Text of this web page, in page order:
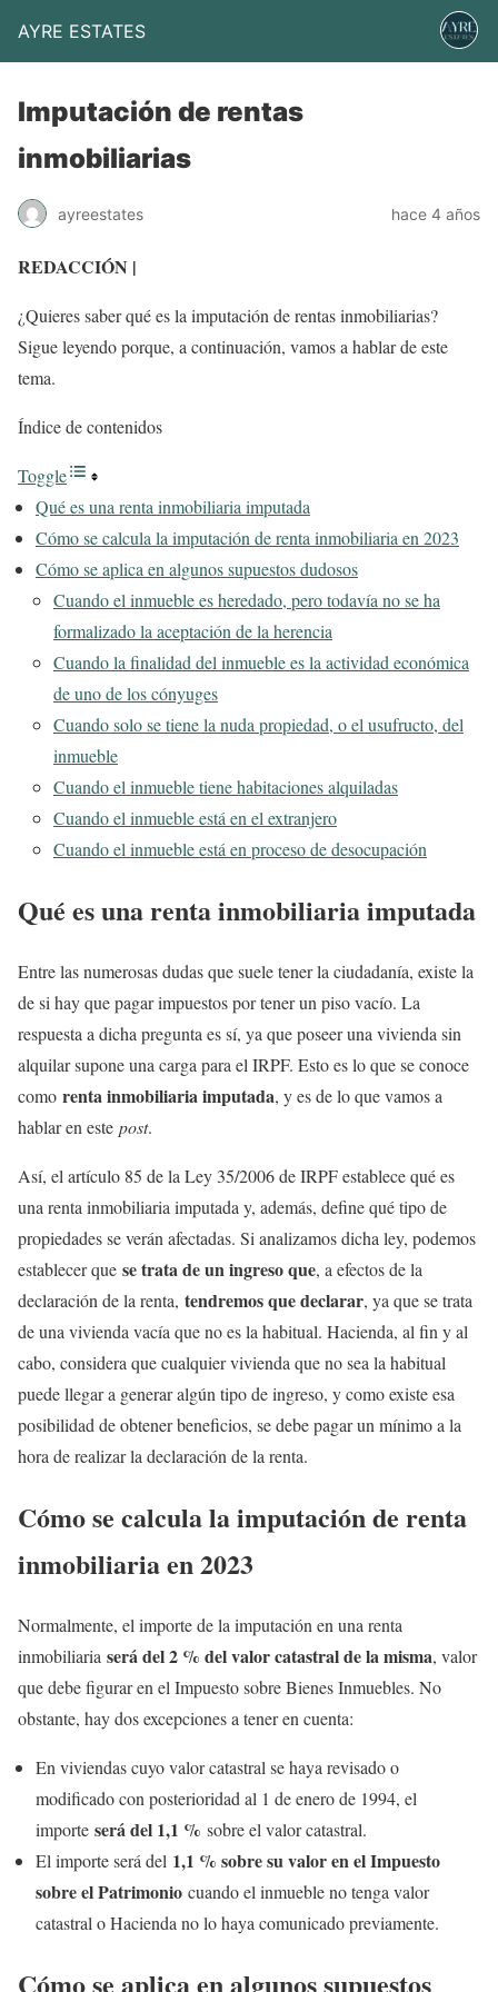
AYRE ESTATES
Imputación de rentas
inmobiliarias
ayreestates hace 4 años
REDACCIÓN |
¿Quieres saber qué es la imputación de rentas inmobiliarias?
Sigue leyendo porque, a continuación, vamos a hablar de este
tema.
Índice de contenidos
Toggle
Qué es una renta inmobiliaria imputada
Cómo se calcula la imputación de renta inmobiliaria en 2023
Cómo se aplica en algunos supuestos dudosos
Cuando el inmueble es heredado, pero todavía no se ha
formalizado la aceptación de la herencia
Cuando la finalidad del inmueble es la actividad económica
de uno de los cónyuges
Cuando solo se tiene la nuda propiedad, o el usufructo, del
inmueble
Cuando el inmueble tiene habitaciones alquiladas
Cuando el inmueble está en el extranjero
Cuando el inmueble está en proceso de desocupación
Qué es una renta inmobiliaria imputada
Entre las numerosas dudas que suele tener la ciudadanía, existe la
de si hay que pagar impuestos por tener un piso vacío. La
respuesta a dicha pregunta es sí, ya que poseer una vivienda sin
alquilar supone una carga para el IRPF. Esto es lo que se conoce
como renta inmobiliaria imputada, y es de lo que vamos a
hablar en este post.
Así, el artículo 85 de la Ley 35/2006 de IRPF establece qué es
una renta inmobiliaria imputada y, además, define qué tipo de
propiedades se verán afectadas. Si analizamos dicha ley, podemos
establecer que se trata de un ingreso que, a efectos de la
declaración de la renta, tendremos que declarar, ya que se trata
de una vivienda vacía que no es la habitual. Hacienda, al fin y al
cabo, considera que cualquier vivienda que no sea la habitual
puede llegar a generar algún tipo de ingreso, y como existe esa
posibilidad de obtener beneficios, se debe pagar un mínimo a la
hora de realizar la declaración de la renta.
Cómo se calcula la imputación de renta
inmobiliaria en 2023
Normalmente, el importe de la imputación en una renta
inmobiliaria será del 2 % del valor catastral de la misma, valor
que debe figurar en el Impuesto sobre Bienes Inmuebles. No
obstante, hay dos excepciones a tener en cuenta:
En viviendas cuyo valor catastral se haya revisado o
modificado con posterioridad al 1 de enero de 1994, el
importe será del 1,1 % sobre el valor catastral.
El importe será del 1,1 % sobre su valor en el Impuesto
sobre el Patrimonio cuando el inmueble no tenga valor
catastral o Hacienda no lo haya comunicado previamente.
Cómo se aplica en algunos supuestos